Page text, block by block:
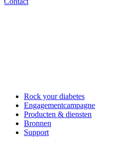
Rock your diabetes
Engagementcampagne
Producten & diensten
Bronnen
Support